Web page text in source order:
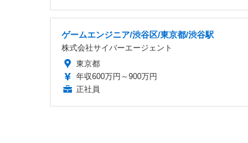
ゲームエンジニア/渋谷区/東京都/渋谷駅
株式会社サイバーエージェント
東京都
年収600万円～900万円
正社員